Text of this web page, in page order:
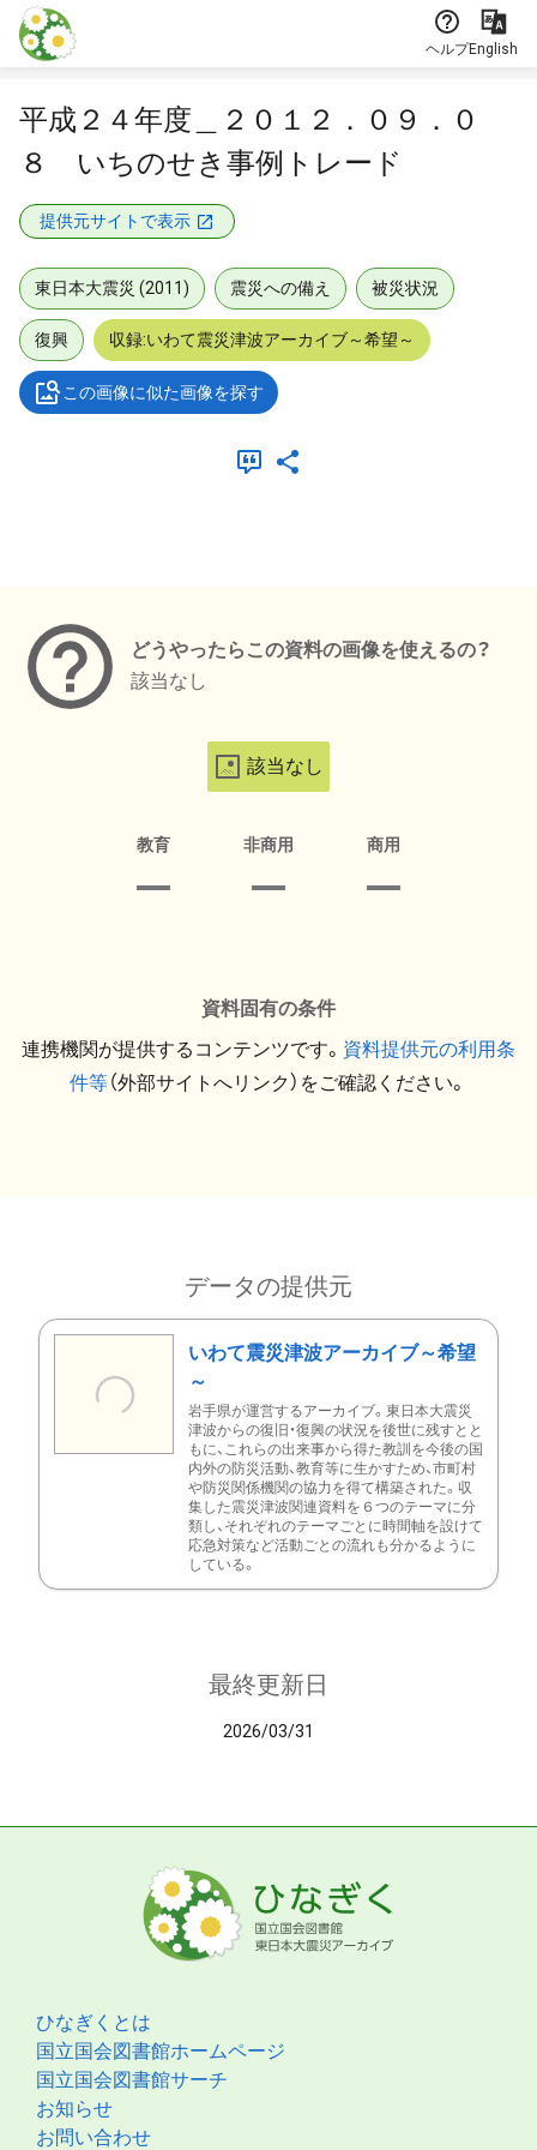
本文に飛ぶ
ヘルプEnglish
平成２４年度＿２０１２．０９．０
８ いちのせき事例トレード
提供元サイトで表示
東日本大震災 (2011) 震災への備え 被災状況
復興 収録:いわて震災津波アーカイブ～希望～
この画像に似た画像を探す
どうやったらこの資料の画像を使えるの？
該当なし
該当なし
教育 非商用 商用
資料固有の条件
連携機関が提供するコンテンツです。 資料提供元の利用条
件等（外部サイトへリンク）をご確認ください。
データの提供元
いわて震災津波アーカイブ～希望
～
岩手県が運営するアーカイブ。東日本大震災
津波からの復旧・復興の状況を後世に残すとと
もに、これらの出来事から得た教訓を今後の国
内外の防災活動、教育等に生かすため、市町村
や防災関係機関の協力を得て構築された。収
集した震災津波関連資料を６つのテーマに分
類し、それぞれのテーマごとに時間軸を設けて
応急対策など活動ごとの流れも分かるように
している。
最終更新日
2026/03/31
ひなぎくとは
国立国会図書館ホームページ
国立国会図書館サーチ
お知らせ
お問い合わせ